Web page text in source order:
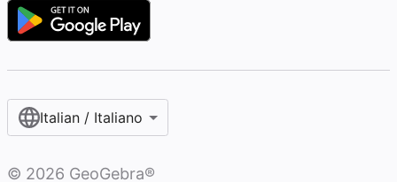
Italian / Italiano‎
© 2026 GeoGebra®